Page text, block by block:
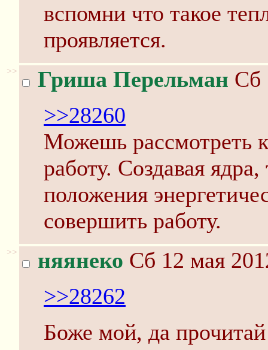
вспомни что такое
проявляется.
>> Гриша Перельман Сб
>>28260
Можешь рассмотреть
работу. Создавая
положения
совершить работу.
>> няянеко Сб 12 мая
>>28262
Боже мой, да